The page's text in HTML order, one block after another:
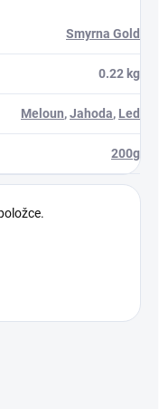
Smyrna Gold
0.22 kg
Meloun,Jahoda, Led
200g